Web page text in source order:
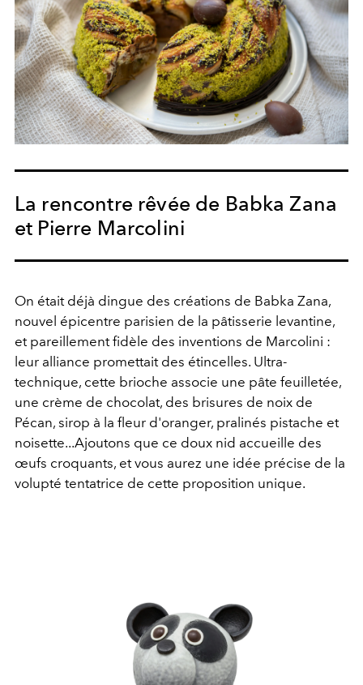
La rencontre rêvée de Babka Zana
et Pierre Marcolini
On était déjà dingue des créations de Babka Zana,
nouvel épicentre parisien de la pâtisserie levantine,
et pareillement fidèle des inventions de Marcolini :
leur alliance promettait des étincelles. Ultra-
technique, cette brioche associe une pâte feuilletée,
une crème de chocolat, des brisures de noix de
Pécan, sirop à la fleur d'oranger, pralinés pistache et
noisette...Ajoutons que ce doux nid accueille des
œufs croquants, et vous aurez une idée précise de la
volupté tentatrice de cette proposition unique.